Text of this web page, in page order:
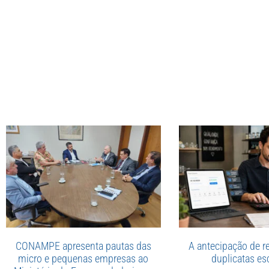
CONAMPE apresenta pautas das
micro e pequenas empresas ao
A antecipação de
duplicatas